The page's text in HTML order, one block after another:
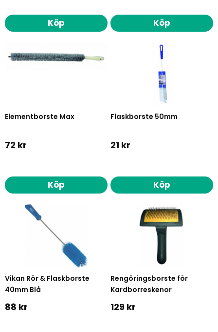
Köp Köp
Elementborste Max
72 kr
Köp
Flaskborste 50mm
21 kr
Köp
Vikan Rör & Flaskborste
40mm Blå
88 kr
Rengöringsborste för
Kardborreskenor
129 kr